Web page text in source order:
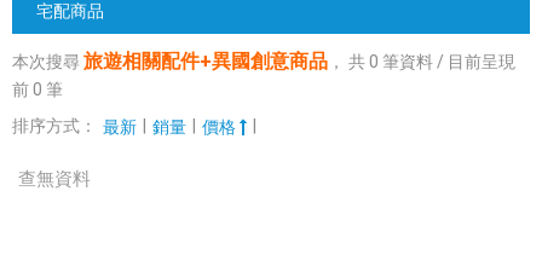
銷
售
宅配商品
本次搜尋 旅遊相關配件+異國創意商品 ， 共0 筆資料 / 目前呈現
前0 筆
排序方式：
最新 銷量 價格
查無資料